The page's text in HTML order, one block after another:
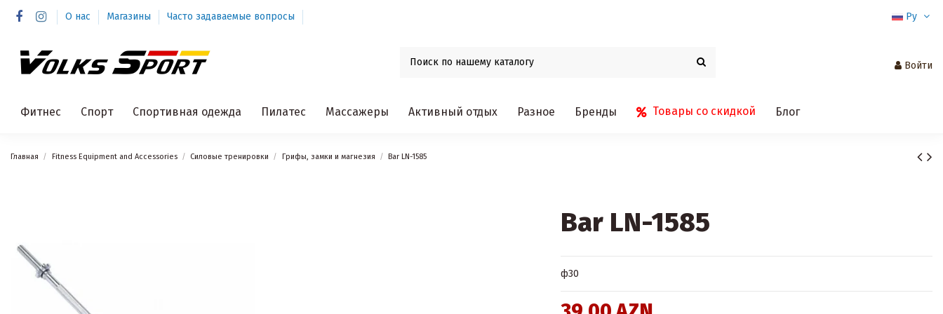
О нас Магазины Часто задаваемые вопросы Ру
Войти
Фитнес Спорт Спортивная одежда Пилатес Массажеры Активный отдых Разное Бренды Товары со скидкой Блог
Главная Fitness Equipment and Accessories Силовые тренировки Грифы, замки и магнезия Bar LN-1585
Bar LN-1585
ф30